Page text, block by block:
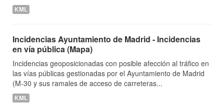
KML
Incidencias Ayuntamiento de Madrid - Incidencias
en vía pública (Mapa)
Incidencias geoposicionadas con posible afección al tráfico en
las vías públicas gestionadas por el Ayuntamiento de Madrid
(M-30 y sus ramales de acceso de carreteras...
KML